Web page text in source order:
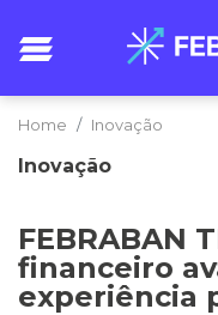
Home Inovação
Inovação
FEBRABAN
financeiro
experiência